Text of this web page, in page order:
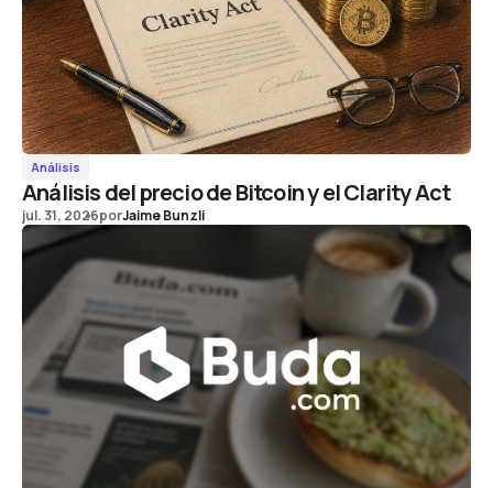
Análisis
Análisis del precio de Bitcoin y el Clarity Act
jul. 31, 2026porJaime Bunzli